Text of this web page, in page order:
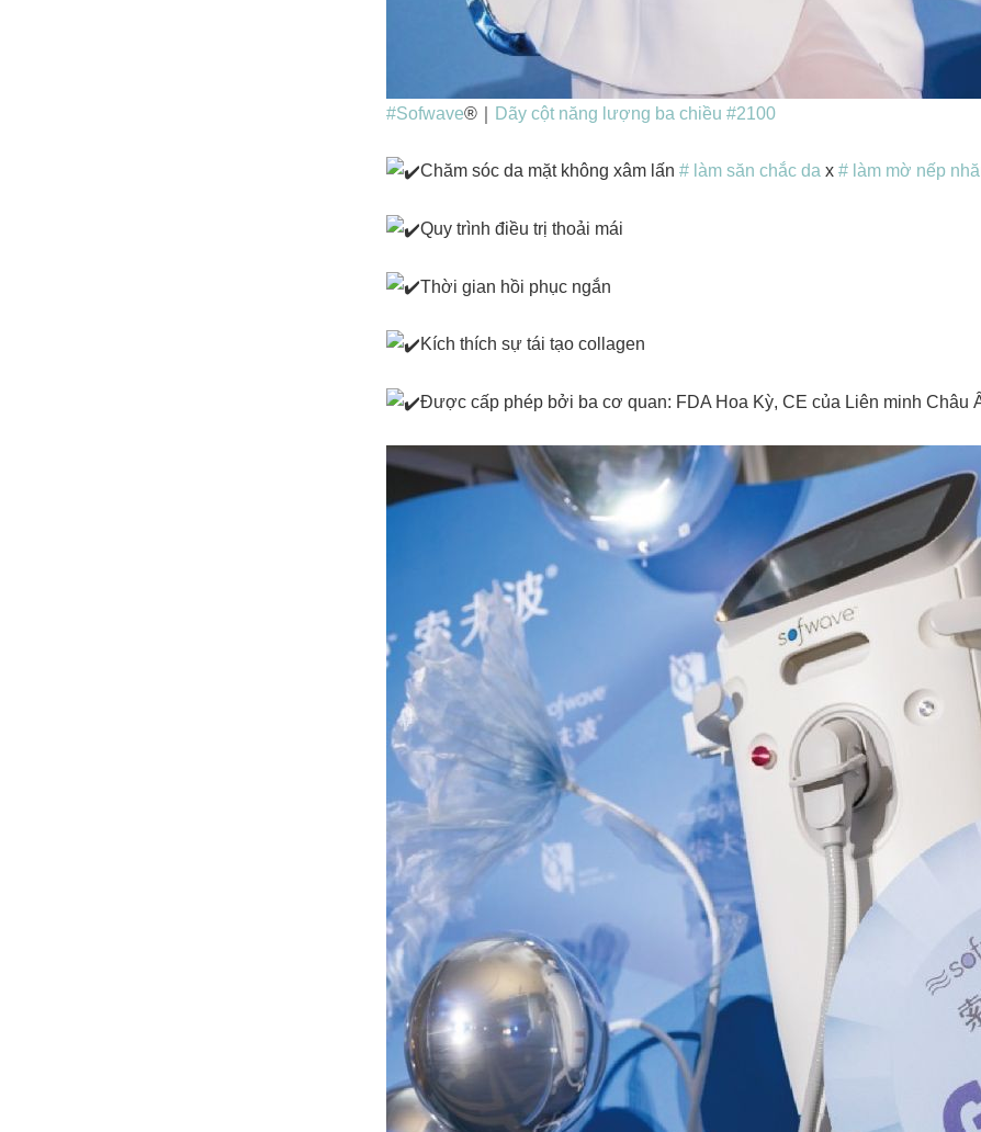
#Sofwave®｜ Dãy cột năng lượng ba chiều #2100
Chăm sóc da mặt không xâm lấn# làm săn chắc da x# làm mờ nếp
Quy trình điều trị thoải mái
Thời gian hồi phục ngắn
Kích thích sự tái tạo collagen
Được cấp phép bởi ba cơ quan: FDA Hoa Kỳ, CE của Liên minh Châu